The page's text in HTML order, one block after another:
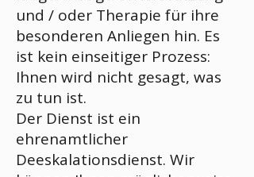
und / oder Therapie für ihre
besonderen Anliegen hin. Es
ist kein einseitiger Prozess:
Ihnen wird nicht gesagt, was
zu tun ist.
Der Dienst ist ein
ehrenamtlicher
Deeskalationsdienst. Wir